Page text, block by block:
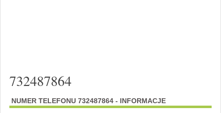
732487864
NUMER TELEFONU 732487864 - INFORMACJE